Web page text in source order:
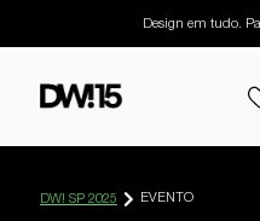
Design em tudo.
DW! SP 2025 EVENTO